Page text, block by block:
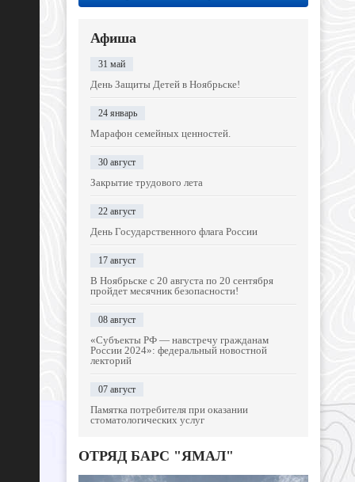
Афиша
31 май
День Защиты Детей в Ноябрьске!
24 январь
Марафон семейных ценностей.
30 август
Закрытие трудового лета
22 август
День Государственного флага России
17 август
В Ноябрьске с 20 августа по 20 сентября
пройдет месячник безопасности!
08 август
«Субъекты РФ — навстречу гражданам
России 2024»: федеральный новостной
лекторий
07 август
Памятка потребителя при оказании
стоматологических услуг
ОТРЯД БАРС "ЯМАЛ"